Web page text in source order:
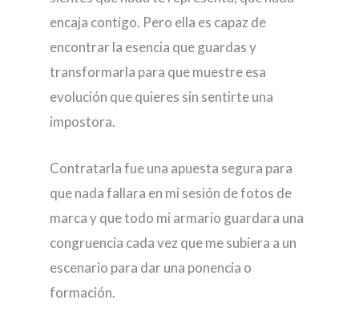
encaja contigo. Pero ella es capaz de
encontrar la esencia que guardas y
transformarla para que muestre esa
evolución que quieres sin sentirte una
impostora.
Contratarla fue una apuesta segura para
que nada fallara en mi sesión de fotos de
marca y que todo mi armario guardara una
congruencia cada vez que me subiera a un
escenario para dar una ponencia o
formación.